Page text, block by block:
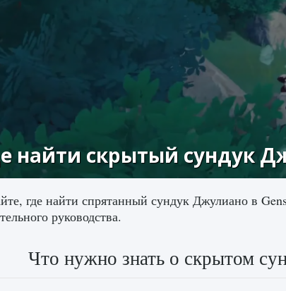
найти скрытый сундук
где найти спрятанный сундук Джулиано в
руководства.
Что нужно знать о скрытом